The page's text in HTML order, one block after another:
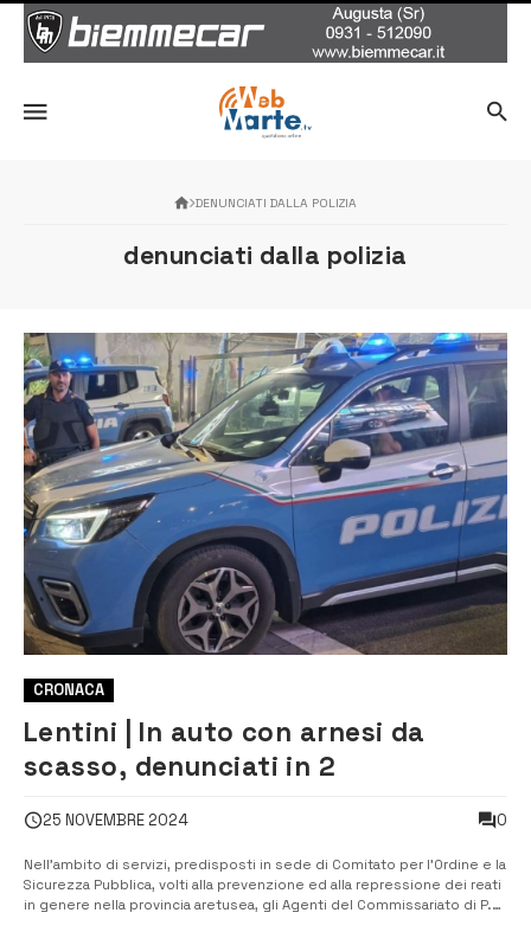
DENUNCIATI DALLA POLIZIA
denunciati dalla polizia
CRONACA
Lentini | In auto con arnesi da
scasso, denunciati in 2
25 NOVEMBRE 2024 0
Nell’ambito di servizi, predisposti in sede di Comitato per l’Ordine e la
Sicurezza Pubblica, volti alla prevenzione ed alla repressione dei reati
in genere nella provincia aretusea, gli Agenti del Commissariato di P.S.